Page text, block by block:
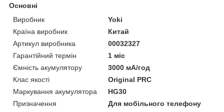
Основні
Виробник
Yoki
Країна виробник
Китай
Артикул виробника
00032327
Гарантійний термін
1 міс
Ємність акумулятору
3000 мА/год
Клас якості
Original PRC
Маркування акумулятора
HG30
Призначення
Для мобільного телефону